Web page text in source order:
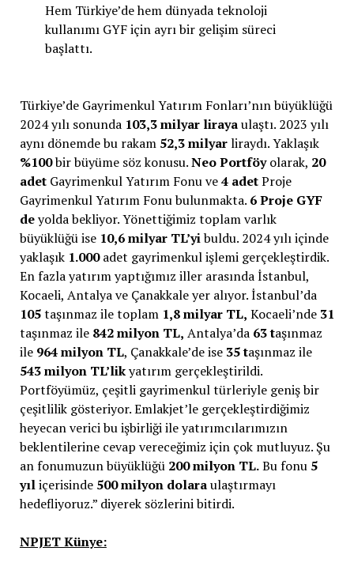
Hem Türkiye’de hem dünyada teknoloji
kullanımı GYF için ayrı bir gelişim süreci
başlattı.
Türkiye’de Gayrimenkul Yatırım Fonları’nın büyüklüğü
2024 yılı sonunda 103,3 milyar lirayaulaştı. 2023 yılı
aynı dönemde bu rakam 52,3 milyarliraydı. Yaklaşık
%100bir büyüme söz konusu.Neo Portföyolarak, 20
adetGayrimenkul Yatırım Fonu ve4 adetProje
Gayrimenkul Yatırım Fonu bulunmakta. 6 Proje GYF
deyolda bekliyor. Yönettiğimiz toplam varlık
büyüklüğü ise 10,6 milyar TL’yibuldu. 2024 yılı içinde
yaklaşık 1.000adet gayrimenkul işlemi gerçekleştirdik.
En fazla yatırım yaptığımız iller arasında İstanbul,
Kocaeli, Antalya ve Çanakkale yer alıyor. İstanbul’da
105taşınmaz ile toplam 1,8 milyar TL, Kocaeli’nde 31
taşınmaz ile 842 milyon TL, Antalya’da 63 taşınmaz
ile 964 milyon TL, Çanakkale’de ise 35 taşınmaz ile
543 milyon TL’likyatırım gerçekleştirildi.
Portföyümüz, çeşitli gayrimenkul türleriyle geniş bir
çeşitlilik gösteriyor. Emlakjet’le gerçekleştirdiğimiz
heyecan verici bu işbirliği ile yatırımcılarımızın
beklentilerine cevap vereceğimiz için çok mutluyuz. Şu
an fonumuzun büyüklüğü 200 milyon TL.Bu fonu 5
yıliçerisinde 500 milyon dolaraulaştırmayı
hedefliyoruz.” diyerek sözlerini bitirdi.
NPJET Künye: